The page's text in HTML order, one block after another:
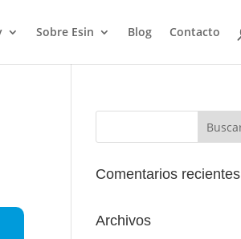
Sobre Esin Blog Contacto
Comentarios recientes
Archivos